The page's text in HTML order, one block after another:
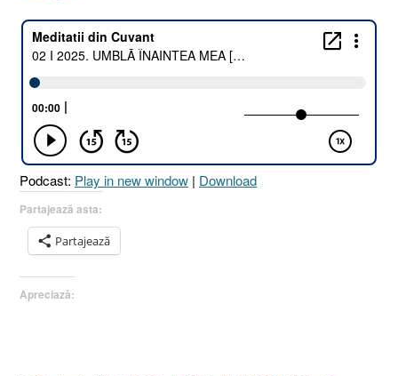
2025.
UMBLĂ
ÎNAINTEA
[Geneza
17.1
I
Evrei
4.13
I
Geneza
19.1]
Ianuarie
2025”
Podcast: Play in new window | Download
Partajează asta:
Partajează
Apreciază: